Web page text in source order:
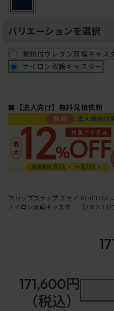
バリエーションを選択
抵抗付ウレタン双輪キャス
ナイロン双輪キャスター
■【法人向け】無料見積依頼
フリップフラップ チェア KF-
ナイロン双輪キャスター ［ZW×T1/
171,600円
（税込）